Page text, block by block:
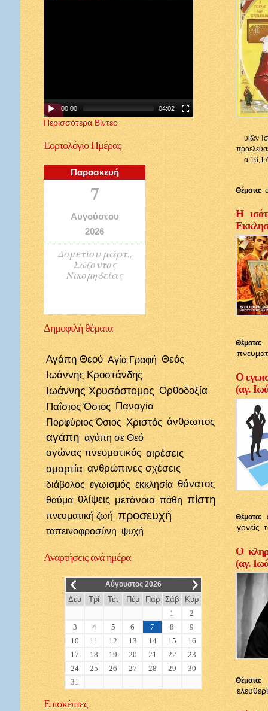
00:00 04:02
Περισσότερα Βίντεο
ΕορτολόγιοΗμέρας
Παρασκευή
7
Αυγούστου
2026
Δομετίου μάρτ.,
Σώζοντος
Νικομηδείας
Δημοφιλήθέματα
Αγάπη Θεού Αγία Γραφή Θεός
Ιωάννης Κροστάνδης
Ιωάννης Χρυσόστομος Ορθοδοξία
Παΐσιος Όσιος Παναγία
Πορφύριος Όσιος Χριστός άνθρωπος
αγάπη αγάπη σε Θεό
αγώνας πνευματικός αιρέσεις
αμαρτία ανθρώπινες σχέσεις
διάβολος εγωισμός εκκλησία θάνατος
θαύμα θλίψεις μετάνοια πάθη πίστη
πνευματική ζωή προσευχή
ταπεινοφροσύνη ψυχή
Αναρτήσειςανά ημέρα
__ Αύγουστος 2026 __
Δευ Τρί Τετ Πέμ Παρ Σάβ
Κυρ
1
2
3
4 5 6 7 8
9
10
11 12 13 14 15
16
17
18 19 20 21 22
23
24
25 26 27 28 29
30
31
Επισκέπτες
υἱῶν
α 16,17
Θέματα:
Η
Θέματα:
Ο
(αγ.
Θέματα:
γονείς
Ο
(αγ.
Θέματα: